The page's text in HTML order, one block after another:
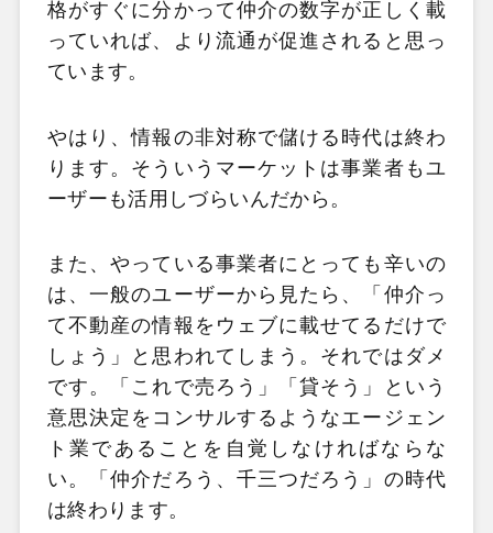
格がすぐに分かって仲介の数字が正しく載
っていれば、より流通が促進されると思っ
ています。
やはり、情報の非対称で儲ける時代は終わ
ります。そういうマーケットは事業者もユ
ーザーも活用しづらいんだから。
また、やっている事業者にとっても辛いの
は、一般のユーザーから見たら、「仲介っ
て不動産の情報をウェブに載せてるだけで
しょう」と思われてしまう。それではダメ
です。「これで売ろう」「貸そう」という
意思決定をコンサルするようなエージェン
ト業であることを自覚しなければならな
い。「仲介だろう、千三つだろう」の時代
は終わります。